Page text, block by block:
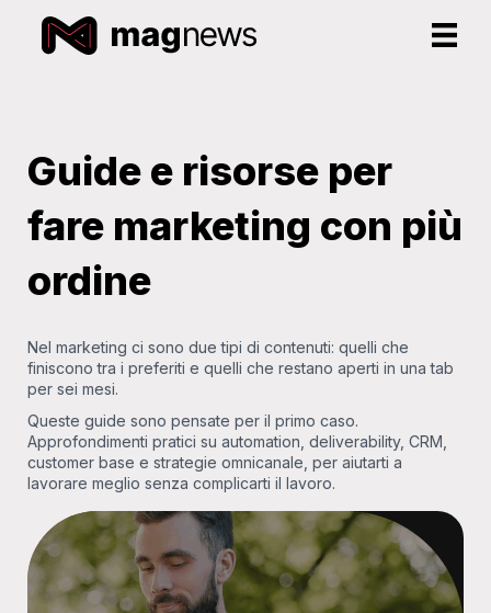
Guide e risorse per
fare marketing con più
ordine
Nel marketing ci sono due tipi di contenuti: quelli che
finiscono tra i preferiti e quelli che restano aperti in una tab
per sei mesi.
Queste guide sono pensate per il primo caso.
Approfondimenti pratici su automation, deliverability, CRM,
customer base e strategie omnicanale, per aiutarti a
lavorare meglio senza complicarti il lavoro.